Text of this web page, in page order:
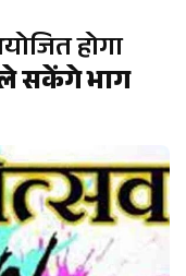
होगा
सकेंगे भाग